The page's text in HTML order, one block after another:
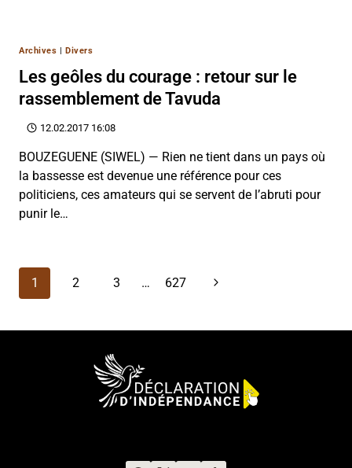
Archives Divers
Les geôles du courage : retour sur le
rassemblement de Tavuda
12.02.2017 16:08
BOUZEGUENE (SIWEL) — Rien ne tient dans un pays où
la bassesse est devenue une référence pour ces
politiciens, ces amateurs qui se servent de l’abruti pour
punir le…
Navigation
page
1 2 3 … 627
Page